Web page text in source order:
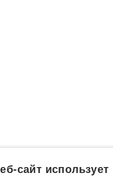
сайт использует